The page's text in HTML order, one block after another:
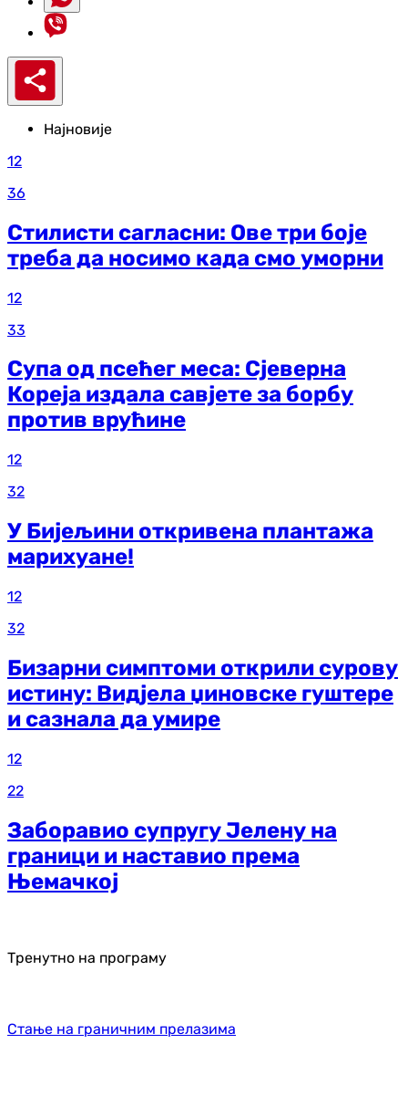
Најновије
12
36
Стилисти сагласни: Ове три боје
треба да носимо када смо уморни
12
33
Супа од псећег меса: Сјеверна
Кореја издала савјете за борбу
против врућине
12
32
У Бијељини откривена плантажа
марихуане!
12
32
Бизарни симптоми открили сурову
истину: Видјела џиновске гуштере
и сазнала да умире
12
22
Заборавио супругу Јелену на
граници и наставио према
Њемачкој
Тренутно на програму
Стање на граничним прелазима